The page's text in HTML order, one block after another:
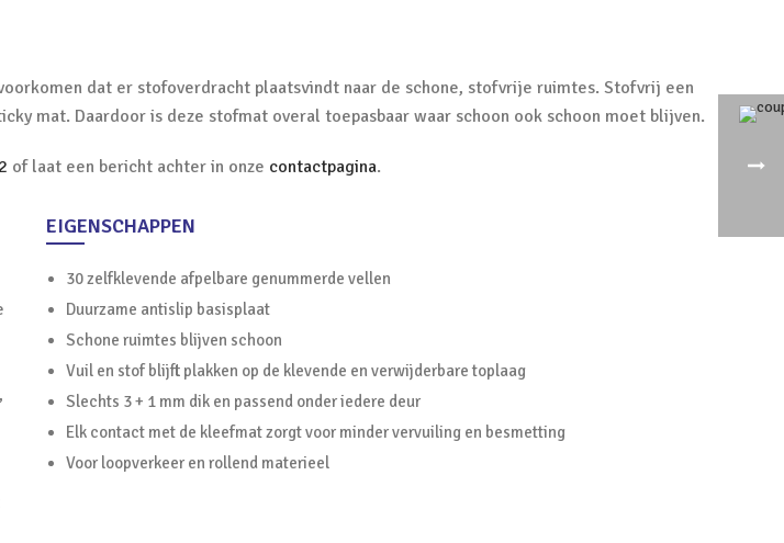
dat er stofoverdracht plaatsvindt naar de schone, stofvrije ruimtes. Stofvrij een
mat. Daardoor is deze stofmat overal toepasbaar waar schoon ook schoon moet blijven.
of laat een bericht achter in onze contactpagina.
EIGENSCHAPPEN
30 zelfklevende afpelbare genummerde vellen
Duurzame antislip basisplaat
Schone ruimtes blijven schoon
Vuil en stof blijft plakken op de klevende en verwijderbare toplaag
Slechts 3 + 1 mm dik en passend onder iedere deur
Elk contact met de kleefmat zorgt voor minder vervuiling en besmetting
Voor loopverkeer en rollend materieel